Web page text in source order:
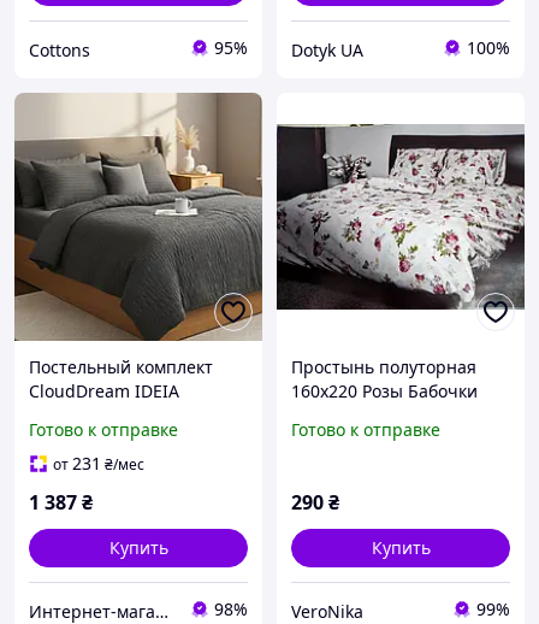
Cottons 95% Dotyk UA 100%
Постельный комплект
CloudDream IDEIA
Готово к отправке
от231 ₴/мес
1 387₴
Купить
Интернет-магазин "Sweet Home" 98%
Простынь полуторная
160х220 Розы Бабочки
Готово к отправке
290₴
Купить
VeroNika 99%